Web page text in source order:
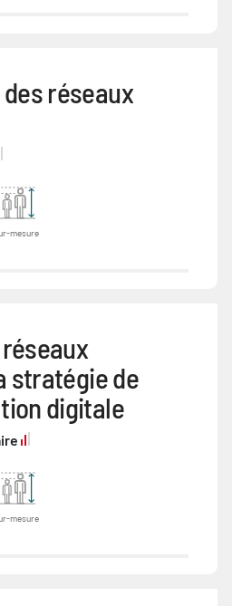
réseaux
mesure
stratégie de
digitale
mesure